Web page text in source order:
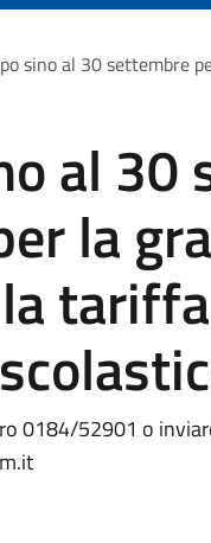
sino al 30 settembre
al 30
la
0184/52901 o